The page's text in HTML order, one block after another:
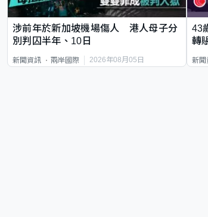
涉前年於新加坡機場傷人 港人母子分
別判囚半年、10日
新聞資訊 兩岸國際 2026年08月05日
43
轉
新聞